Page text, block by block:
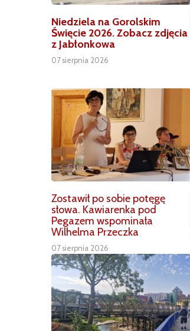
Niedziela na Gorolskim
Święcie 2026. Zobacz zdjęcia
z Jabłonkowa
07 sierpnia 2026
Zostawił po sobie potęgę
słowa. Kawiarenka pod
Pegazem wspominała
Wilhelma Przeczka
07 sierpnia 2026